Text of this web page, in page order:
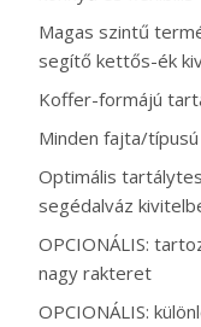
Magas szintű
segítő kettős-ék
Koffer-formájú
Minden fajta/
Optimális
segédalváz
OPCIONÁLIS:
nagy rakteret
OPCIONÁLIS: